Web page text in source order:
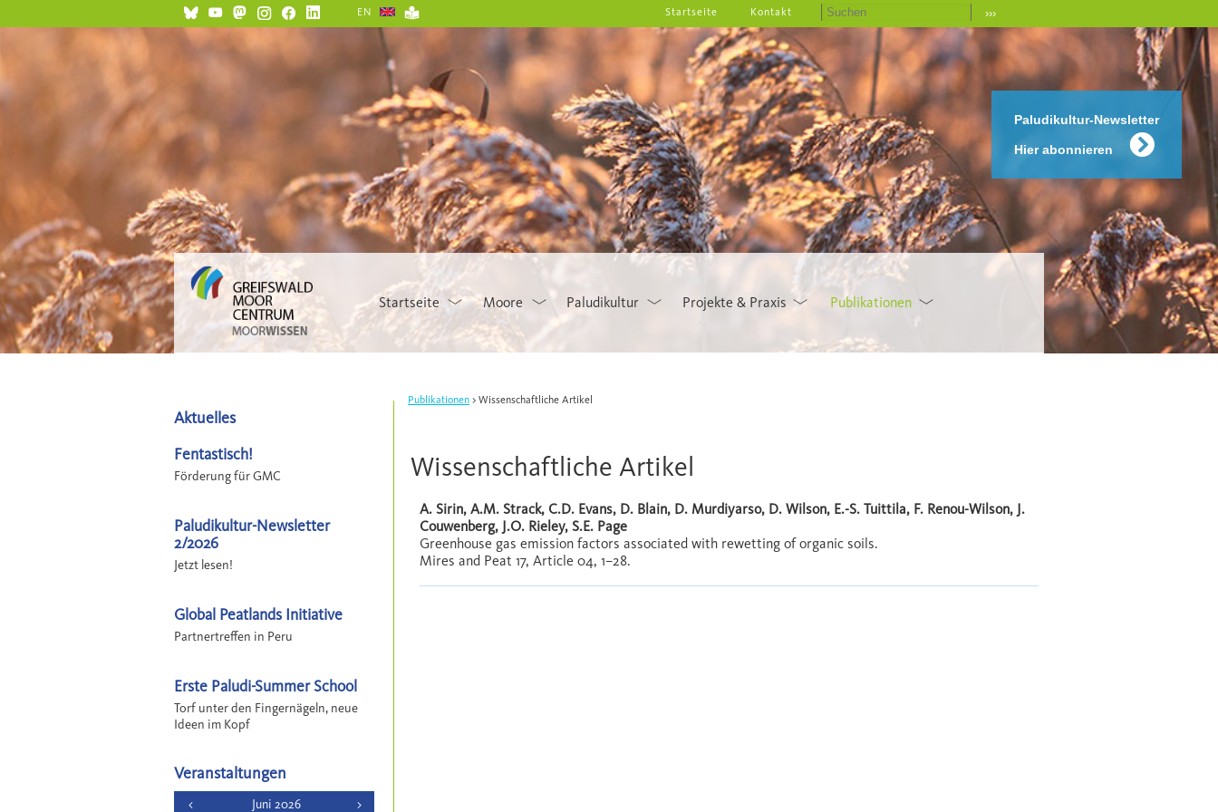
Paludikultur-Newsletter
Hier abonnieren
EN ›››
Startseite Kontakt
Startseite Moore Paludikultur Projekte & Praxis Publikationen
Publikationen Wissenschaftliche Artikel
Wissenschaftliche Artikel
A. Sirin, A.M. Strack, C.D. Evans, D. Blain, D. Murdiyarso, D. Wilson, E.-S. Tuittila, F. Renou-Wilson, J.
Couwenberg, J.O. Rieley, S.E. Page
Greenhouse gas emission factors associated with rewetting of organic soils.
Mires and Peat 17, Article 04, 1–28.
Aktuelles
Fentastisch!
Förderung für GMC
Paludikultur-Newsletter
2/2026
Jetzt lesen!
Global Peatlands Initiative
Partnertreffen in Peru
Erste Paludi-Summer School
Torf unter den Fingernägeln, neue
Ideen im Kopf
Veranstaltungen
< Juni 2026 >